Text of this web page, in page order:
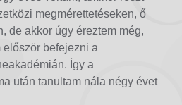
megmérettetéseken, ő
de akkor úgy éreztem még,
először befejezni a
Így a
után tanultam nála négy évet